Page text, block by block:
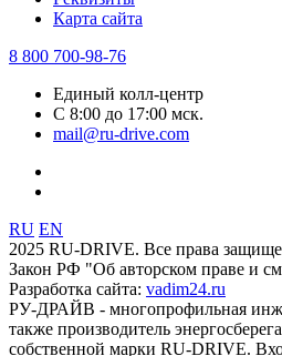
Карта сайта
8 800 700-98-76
Единый колл-центр
С 8:00 до 17:00 мск.
mail@ru-drive.com
RU EN
2025 RU-DRIVE. Все права
Закон РФ "Об авторском праве и
Разработка сайта: vadim24.ru
РУ-ДРАЙВ - многопрофильная
также производитель
собственной марки RU-DRIVE.